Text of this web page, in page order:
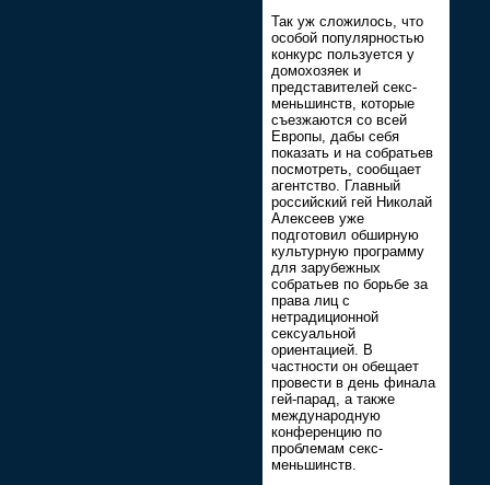
Так уж сложилось, что
особой популярностью
конкурс пользуется у
домохозяек и
представителей секс-
меньшинств, которые
съезжаются со всей
Европы, дабы себя
показать и на собратьев
посмотреть, сообщает
агентство. Главный
российский гей Николай
Алексеев уже
подготовил обширную
культурную программу
для зарубежных
собратьев по борьбе за
права лиц с
нетрадиционной
сексуальной
ориентацией. В
частности он обещает
провести в день финала
гей-парад, а также
международную
конференцию по
проблемам секс-
меньшинств.